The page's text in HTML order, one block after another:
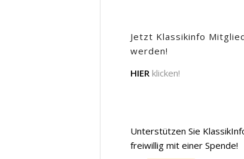
Jetzt Klassikinfo
werden!
HIER klicken!
Unterstützen Sie
freiwillig mit einer Spende!